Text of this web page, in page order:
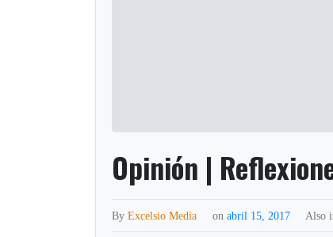
Opinión |
ByExcelsio Media onabril 15, 2017 Also